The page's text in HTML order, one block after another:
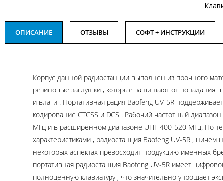
ОПИСАНИЕ ОТЗЫВЫ СОФТ + ИНСТРУКЦИИ
Корпус данной радиостанции выполнен из прочного
резиновые заглушки , которые защищают от попадания
и влаги . Портативная рация Baofeng UV-5R​
кодирование CTCSS и DCS . Рабочий частотный
МГц и в расширенном диапазоне UHF 400-520 МГц. По
характеристиками , радиостанция Baofeng UV-5R , ничем
некоторых аспектах превосходит продукцию именных
портативная радиостанция Baofeng UV-5R имеет
полноценную клавиатуру , что значительно упрощает